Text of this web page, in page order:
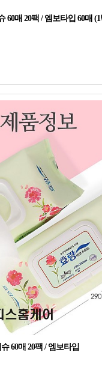
60매 20팩 / 엠보타입 60매
60매 20팩 / 엠보타입